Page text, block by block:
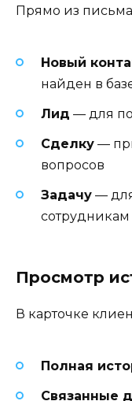
Прямо из
Новый
найден в
Лид — для
Сделку —
вопросов
Задачу —
сотрудникам
Просмотр
В карточке
Полная
Связанные